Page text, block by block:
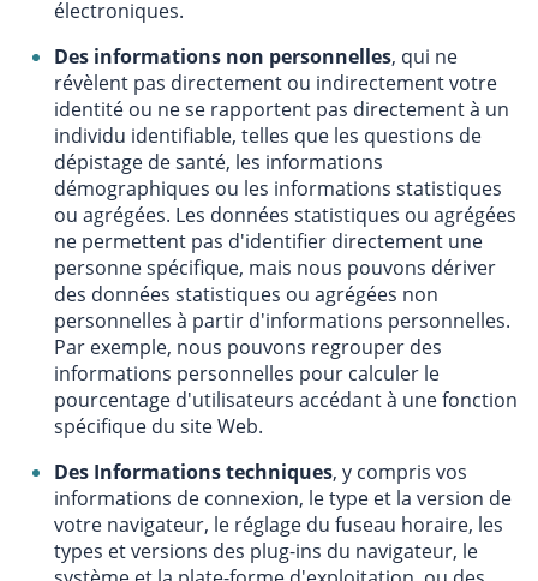
électroniques.
Des informations non personnelles, qui ne
révèlent pas directement ou indirectement votre
identité ou ne se rapportent pas directement à un
individu identifiable, telles que les questions de
dépistage de santé, les informations
démographiques ou les informations statistiques
ou agrégées. Les données statistiques ou agrégées
ne permettent pas d'identifier directement une
personne spécifique, mais nous pouvons dériver
des données statistiques ou agrégées non
personnelles à partir d'informations personnelles.
Par exemple, nous pouvons regrouper des
informations personnelles pour calculer le
pourcentage d'utilisateurs accédant à une fonction
spécifique du site Web.
Des Informations techniques, y compris vos
informations de connexion, le type et la version de
votre navigateur, le réglage du fuseau horaire, les
types et versions des plug-ins du navigateur, le